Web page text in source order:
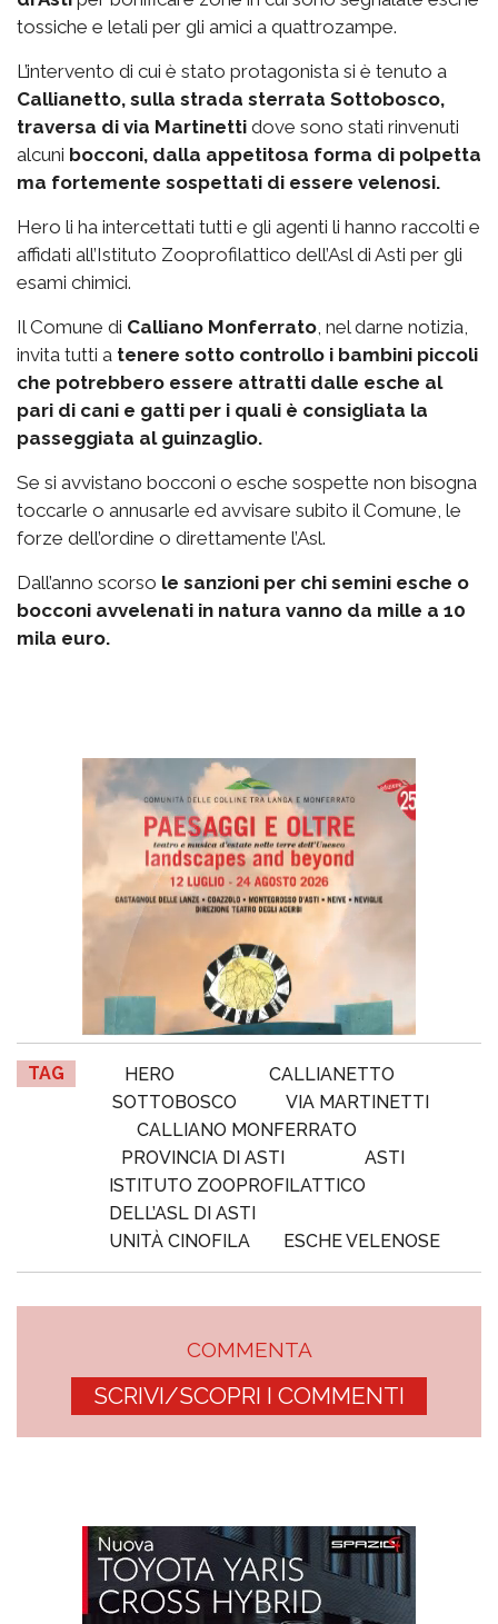
tossiche e letali per gli amici a quattrozampe.
L’intervento di cui è stato protagonista si è tenuto a
Callianetto, sulla strada sterrata Sottobosco,
traversa di via Martinetti dove sono stati rinvenuti
alcuni bocconi, dalla appetitosa forma di polpetta
ma fortemente sospettati di essere velenosi.
Hero li ha intercettati tutti e gli agenti li hanno raccolti e
affidati all’Istituto Zooprofilattico dell’Asl di Asti per gli
esami chimici.
Il Comune di Calliano Monferrato, nel darne notizia,
invita tutti a tenere sotto controllo i bambini piccoli
che potrebbero essere attratti dalle esche al
pari di cani e gatti per i quali è consigliata la
passeggiata al guinzaglio.
Se si avvistano bocconi o esche sospette non bisogna
toccarle o annusarle ed avvisare subito il Comune, le
forze dell’ordine o direttamente l’Asl.
Dall’anno scorso le sanzioni per chi semini esche o
bocconi avvelenati in natura vanno da mille a 10
mila euro.
TAG HERO
CALLIANETTO
SOTTOBOSCO
VIA MARTINETTI
CALLIANO MONFERRATO
PROVINCIA DI ASTI
ASTI
ISTITUTO ZOOPROFILATTICO
DELL’ASL DI ASTI
UNITÀ CINOFILA
ESCHE VELENOSE
COMMENTA
SCRIVI/SCOPRI I COMMENTI